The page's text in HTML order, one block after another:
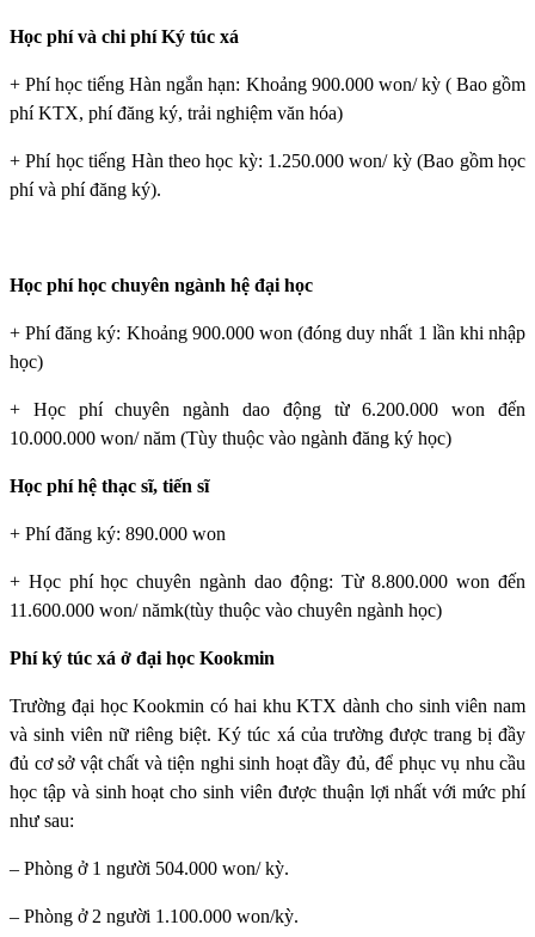
Học phí và chi phí Ký túc xá
+ Phí học tiếng Hàn ngắn hạn: Khoảng 900.000 won/ kỳ ( Bao gồm
phí KTX, phí đăng ký, trải nghiệm văn hóa)
+ Phí học tiếng Hàn theo học kỳ: 1.250.000 won/ kỳ (Bao gồm học
phí và phí đăng ký).
Học phí học chuyên ngành hệ đại học
+ Phí đăng ký: Khoảng 900.000 won (đóng duy nhất 1 lần khi nhập
học)
+ Học phí chuyên ngành dao động từ 6.200.000 won đến
10.000.000 won/ năm (Tùy thuộc vào ngành đăng ký học)
Học phí hệ thạc sĩ, tiến sĩ
+ Phí đăng ký: 890.000 won
+ Học phí học chuyên ngành dao động: Từ 8.800.000 won đến
11.600.000 won/ nămk(tùy thuộc vào chuyên ngành học)
Phí ký túc xá ở đại học Kookmin
Trường đại học Kookmin có hai khu KTX dành cho sinh viên nam
và sinh viên nữ riêng biệt. Ký túc xá của trường được trang bị đầy
đủ cơ sở vật chất và tiện nghi sinh hoạt đầy đủ, để phục vụ nhu cầu
học tập và sinh hoạt cho sinh viên được thuận lợi nhất với mức phí
như sau:
– Phòng ở 1 người 504.000 won/ kỳ.
– Phòng ở 2 người 1.100.000 won/kỳ.